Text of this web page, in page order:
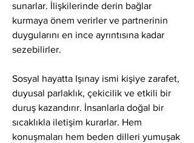
sunarlar. İlişkilerinde derin bağlar
kurmaya önem verirler ve partnerinin
duygularını en ince ayrıntısına kadar
sezebilirler.
Sosyal hayatta Işınay ismi kişiye zarafet,
duyusal parlaklık, çekicilik ve etkili bir
duruş kazandırır. İnsanlarla doğal bir
sıcaklıkla iletişim kurarlar. Hem
konuşmaları hem beden dilleri yumuşak